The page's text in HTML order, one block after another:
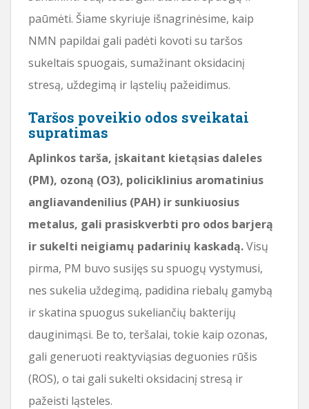
paūmėti. Šiame skyriuje išnagrinėsime, kaip
NMN papildai gali padėti kovoti su taršos
sukeltais spuogais, sumažinant oksidacinį
stresą, uždegimą ir ląstelių pažeidimus.
Taršos poveikio odos sveikatai
supratimas
Aplinkos tarša, įskaitant kietąsias daleles
(PM), ozoną (O3), policiklinius aromatinius
angliavandenilius (PAH) ir sunkiuosius
metalus, gali prasiskverbti pro odos barjerą
ir sukelti neigiamų padarinių kaskadą.Visų
pirma, PM buvo susijęs su spuogų vystymusi,
nes sukelia uždegimą, padidina riebalų gamybą
ir skatina spuogus sukeliančių bakterijų
dauginimąsi. Be to, teršalai, tokie kaip ozonas,
gali generuoti reaktyviąsias deguonies rūšis
(ROS), o tai gali sukelti oksidacinį stresą ir
pažeisti ląsteles.